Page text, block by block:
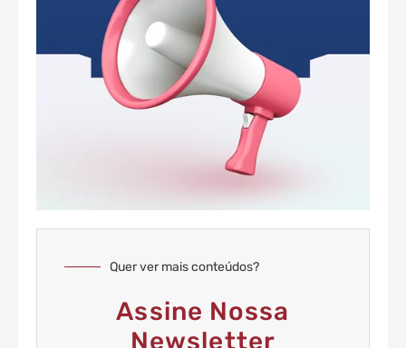
Quer ver mais conteúdos?
Assine Nossa
Newsletter